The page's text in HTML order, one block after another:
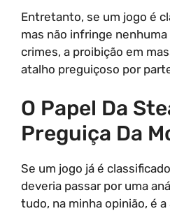
Entretanto, se um jogo é
mas não infringe nenhuma
crimes, a proibição em
atalho preguiçoso por
O Papel Da
Preguiça Da
Se um jogo já é
deveria passar por uma
tudo, na minha opinião, é